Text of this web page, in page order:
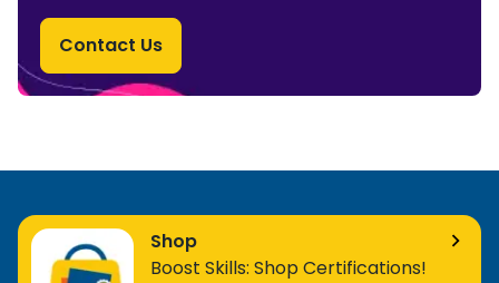
Contact Us
Shop
Boost Skills: Shop Certifications!